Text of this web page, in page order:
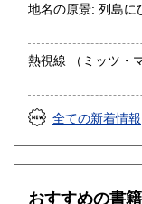
熱視線 （ミッ
全ての新着情報
おすすめの書籍